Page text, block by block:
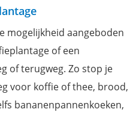
mogelijkheid aangeboden
of een
of terugweg. Zo stop je
voor koffie of thee, brood,
bananenpannenkoeken,